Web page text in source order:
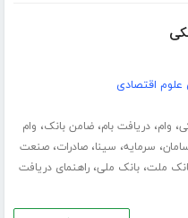
اقتصادی
، وام،دریافت بام،ضامن بانک، وام
، سرمایه، سینا،صادرات،صنعت
ملت،بانک ملی،راهنمای دریافت